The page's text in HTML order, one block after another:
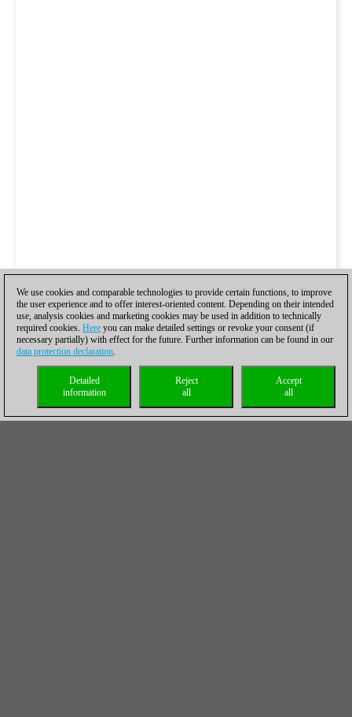
We use cookies and comparable technologies to provide certain functions, to improve
the user experience and to offer interest-oriented content. Depending on their intended
use, analysis cookies and marketing cookies may be used in addition to technically
required cookies. Here you can make detailed settings or revoke your consent (if
necessary partially) with effect for the future. Further information can be found in our
data protection declaration.
Accept
all
Reject
all
Detailed
information